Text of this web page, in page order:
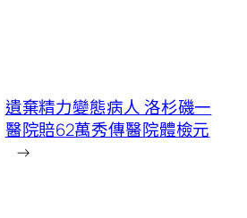
遺棄精力變態病人 洛杉磯一
醫院賠62萬秀傳醫院體檢元
→